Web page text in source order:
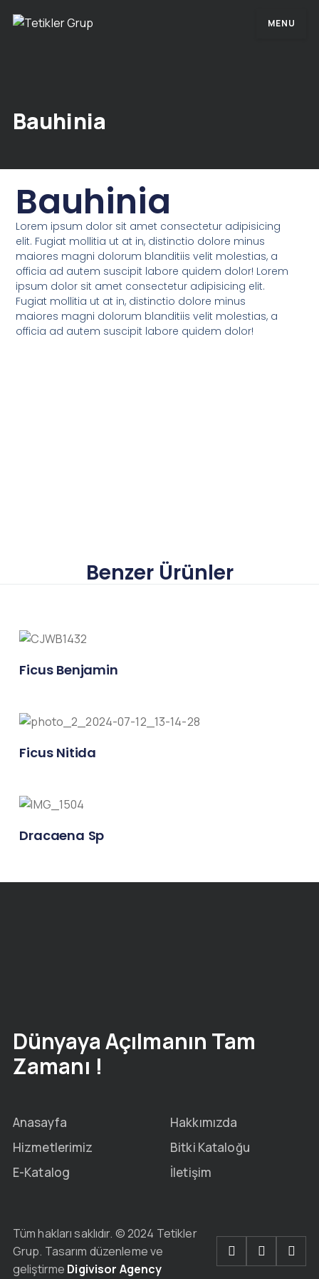
MENU
Bauhinia
Bauhinia
Lorem ipsum dolor sit amet consectetur adipisicing
elit. Fugiat mollitia ut at in, distinctio dolore minus
maiores magni dolorum blanditiis velit molestias, a
officia ad autem suscipit labore quidem dolor! Lorem
ipsum dolor sit amet consectetur adipisicing elit.
Fugiat mollitia ut at in, distinctio dolore minus
maiores magni dolorum blanditiis velit molestias, a
officia ad autem suscipit labore quidem dolor!
Benzer Ürünler
Ficus Benjamin
Ficus Nitida
Dracaena Sp
Dünyaya Açılmanın Tam
Zamanı !
Anasayfa
Hakkımızda
Hizmetlerimiz
Bitki Kataloğu
E-Katalog
İletişim
Tüm hakları saklıdır. © 2024 Tetikler
Grup. Tasarım düzenleme ve
geliştirme Digivisor Agency